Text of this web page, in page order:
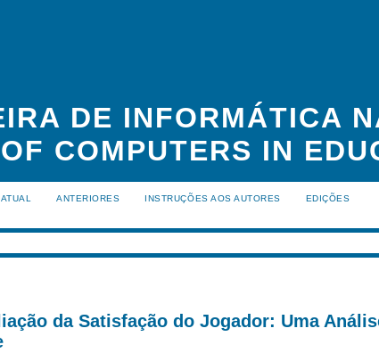
DE INFORMÁTICA
COMPUTERS IN
ATUAL ANTERIORES INSTRUÇÕES AOS AUTORES
EDIÇÕES
da Satisfação do Jogador: Uma